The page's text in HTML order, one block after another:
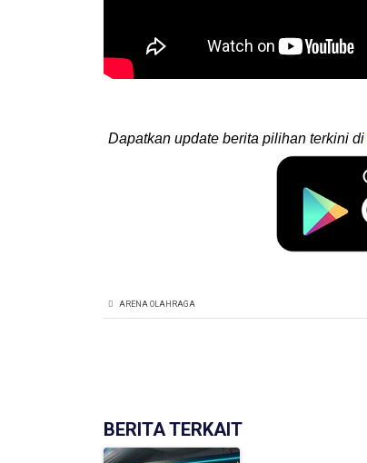
Dapatkan update berita pilihan terkini di
ARENA OLAHRAGA
BERITA TERKAIT